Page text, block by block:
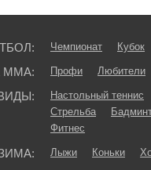
Чемпионат Кубок
ММА: Профи Любители
Настольный теннис
Стрельба
Фитнес
Лыжи Коньки